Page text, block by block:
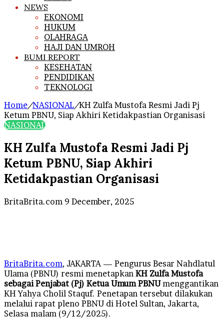
NEWS
EKONOMI
HUKUM
OLAHRAGA
HAJI DAN UMROH
BUMI REPORT
KESEHATAN
PENDIDIKAN
TEKNOLOGI
Home/NASIONAL/KH Zulfa Mustofa Resmi Jadi Pj
Ketum PBNU, Siap Akhiri Ketidakpastian Organisasi
NASIONAL
KH Zulfa Mustofa Resmi Jadi Pj
Ketum PBNU, Siap Akhiri
Ketidakpastian Organisasi
BritaBrita.com Send
9 December, 2025
BritaBrita.com, JAKARTA — Pengurus Besar Nahdlatul
Ulama (PBNU) resmi menetapkan KH Zulfa Mustofa
sebagai Penjabat (Pj) Ketua Umum PBNUmenggantikan
KH Yahya Cholil Staquf. Penetapan tersebut dilakukan
melalui rapat pleno PBNU di Hotel Sultan, Jakarta,
Selasa malam (9/12/2025).